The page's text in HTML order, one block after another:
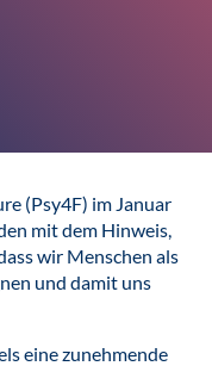
(Psy4F) im Januar
mit dem Hinweis,
wir Menschen als
und damit uns
eine zunehmende